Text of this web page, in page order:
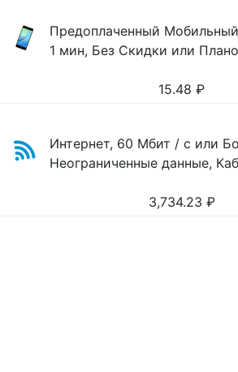
Предоплаченный
1 мин, Без Скидки или
15.48 ₽
Интернет, 60 Мбит / с или
Неограниченные данные,
3,734.23 ₽